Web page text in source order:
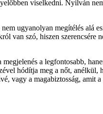
viselkedni. Nyilván
ugyanolyan megítélés alá
van szó, hiszen
a legfontosabb,
hódítja meg a nőt,
vagy a magabiztosság,